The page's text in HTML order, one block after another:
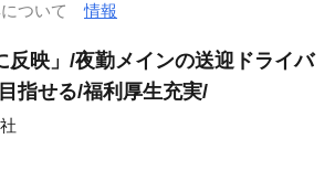
について情報
反映」/夜勤メインの送迎ドライバ
指せる/福利厚生充実/